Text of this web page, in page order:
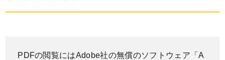
PDFの閲覧にはAdobe社の無償のソフトウェア「A